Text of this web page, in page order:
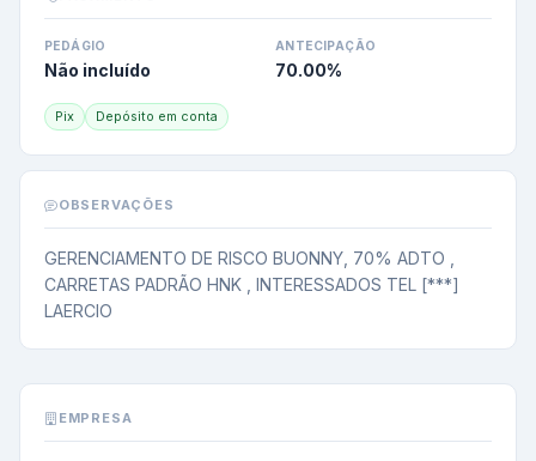
PEDÁGIO
Não incluído
ANTECIPAÇÃO
70.00%
Pix Depósito em conta
OBSERVAÇÕES
GERENCIAMENTO DE RISCO BUONNY, 70% ADTO ,
CARRETAS PADRÃO HNK , INTERESSADOS TEL [***]
LAERCIO
EMPRESA